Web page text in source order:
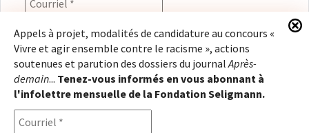
En renseignant votre adresse électronique, vous
consentez à recevoir l'infolettre de la Fondation
Seligmann, conformément à notrepolitique de
confidentialité. Il vous sera possible de vous
désabonner à tout moment.
Appels à projet, modalités de candidature au concours «
Vivre et agir ensemble contre le racisme », actions
soutenues et parution des dossiers du journalAprès-
demain... Tenez-vous informés en vous abonnant à
l'infolettre mensuelle de la Fondation Seligmann.